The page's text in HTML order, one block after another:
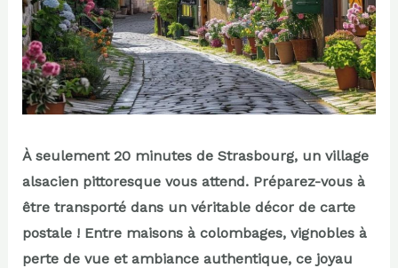
À seulement 20 minutes de Strasbourg, un village
alsacien pittoresque vous attend. Préparez-vous à
être transporté dans un véritable décor de carte
postale ! Entre maisons à colombages, vignobles à
perte de vue et ambiance authentique, ce joyau